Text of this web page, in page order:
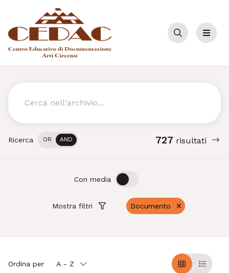
Cerca Menu
Cerca
Ricerca OR AND 727 risultati
Mostra filtri Documento
Con media OFF
Ordina per A - Z
GrigliaTable